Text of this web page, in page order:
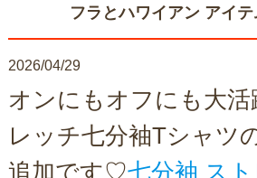
フラとハワイアン アイ
2026/04/29
オンにもオフにも大活
レッチ七分袖Tシャツ
追加です♡七分袖 ス